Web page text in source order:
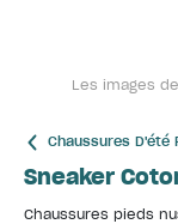
Les images
Chaussures D'été
Sneaker
Chaussures pieds